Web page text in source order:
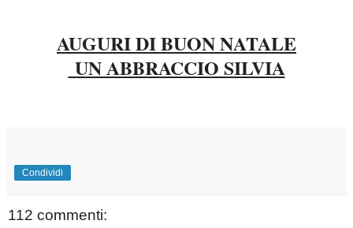
AUGURI DI BUON NATALE
UN ABBRACCIO SILVIA
Condividi
112 commenti: